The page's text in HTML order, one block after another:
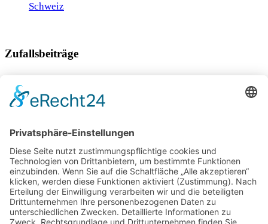
Schweiz
Zufallsbeiträge
Das unbekanntere Bulgarien, fernab des
Hoteltipp für Den Haag, Amsterdams kleine Schwester